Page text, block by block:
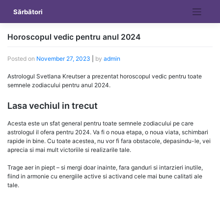
content
Sărbători
Horoscopul vedic pentru anul 2024
Posted on November 27, 2023 by admin
Astrologul Svetlana Kreutser a prezentat horoscopul vedic pentru toate
semnele zodiacului pentru anul 2024.
Lasa vechiul in trecut
Acesta este un sfat general pentru toate semnele zodiacului pe care
astrologul il ofera pentru 2024. Va fi o noua etapa, o noua viata, schimbari
rapide in bine. Cu toate acestea, nu vor fi fara obstacole, depasindu-le, vei
aprecia si mai mult victoriile si realizarile tale.
Trage aer in piept – si mergi doar inainte, fara ganduri si intarzieri inutile,
fiind in armonie cu energiile active si activand cele mai bune calitati ale
tale.